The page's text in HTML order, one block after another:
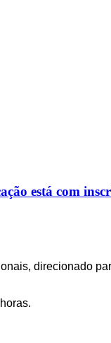
está com
direcionado